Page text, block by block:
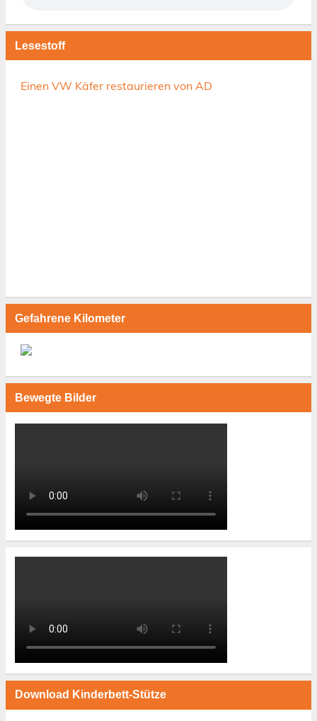
Lesestoff
Einen VW Käfer restaurieren von AD
Gefahrene Kilometer
Bewegte Bilder
Download Kinderbett-Stütze